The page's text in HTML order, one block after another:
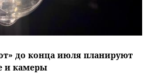
до конца июля планируют
и камеры